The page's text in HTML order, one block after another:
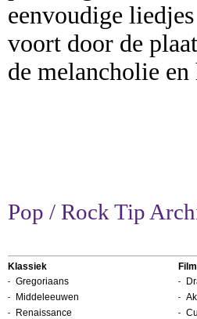
eenvoudige
voort door de
de melancholie
Pop / Rock Tip
Klassiek
Gregoriaans
Middeleeuwen
Renaissance
Film